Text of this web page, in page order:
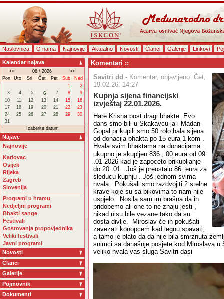
Naslovnica O nama Najnovije Aktualno Novosti Članci Galerije Linkovi
Kalendar najava
<< 08 / 2026
>>
Pon
Uto Sri Čet Pet Sub
Ned
1
2
3
4 5 6 7 8
9
10
11 12 13 14 15
16
17
18 19 20 21 22
23
24
25 26 27 28 29
30
31
Izaberite datum
Najave
Najnovije
Karlovac
Osijek
Rijeka
Zagreb
Slovenija
Programi u hramu
Nedjeljni programi
Bhakti sange
Festivali
Gostovanja propovjednika
Veliki festivali
Javni programi
Novosti
Članci
Galerije
Pojmovnik
Dokumenti
Komentari ::
Savitri dd - Komentar, objavljeno: Čet,
19.02.26. 14:27
Kupnja sijena financijski
izvještaj 22.01.2026.
Hare Krisna post dragi bhakte. Evo
dans smo bili u Skakavcu ja i Madan
Gopal pr kupili smo 50 rolo bala sijena
od donacija bhakta po 15 eura 1 kom .
Hvala svim bhaktama na donacijama
ukupno je skupljen 836 , 00 eura od 09
.01 2026 kad je zapoceto prikupljanje
do 20. 01 . Još je preostalo 86 eura za
sleducu kupnju . Još jednom svima
hvala . Pokušali smo razdvojiti 2 stelne
krave koje su sa bikovima to nam nije
uspjelo. Nosila sam im brašna da ih
pridobemo ali one to ne znaju jesti ,
nikad nisu bile vezane tako da su
dosta divlje. Miroslav će ih pokušati
zavezati konopcem kad legnu spavati,
a tamo je blato da da nije bila smrznuta
snimci sa današnje posjete kod Miroslava
veliko hvala vas sluga Savitri dasi